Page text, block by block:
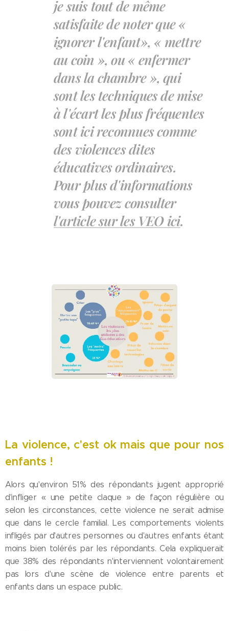
je suis tout de même
satisfaite de noter que «
ignorer l'enfant», « mettre
au coin », ou « enfermer
dans la chambre », qui
sont les techniques de mise
à l'écart les plus fréquentes
sont ici reconnues comme
des violences dites
éducatives ordinaires.
Pour plus d'informations
vous pouvez consulter
l'article sur les VEO ici.
La violence, c'est ok mais que pour nos
enfants !
Alors qu'environ 51% des répondants jugent approprié
d'infliger « une petite claque » de façon régulière ou
selon les circonstances, cette violence ne serait admise
que dans le cercle familial. Les comportements violents
infligés par d'autres personnes ou d'autres enfants étant
moins bien tolérés par les répondants. Cela expliquerait
que 38% des répondants n'interviennent volontairement
pas lors d'une scène de violence entre parents et
enfants dans un espace public.